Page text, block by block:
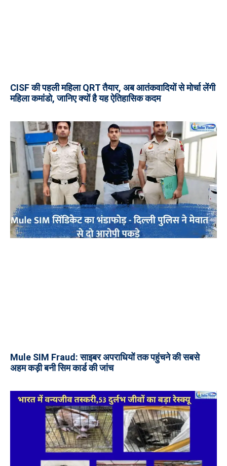
CISF की पहली महिला QRT तैयार, अब आतंकवादियों से मोर्चा लेंगी
महिला कमांडो, जानिए क्यों है यह ऐतिहासिक कदम
Mule SIM Fraud: साइबर अपराधियों तक पहुंचने की सबसे
अहम कड़ी बनी सिम कार्ड की जांच